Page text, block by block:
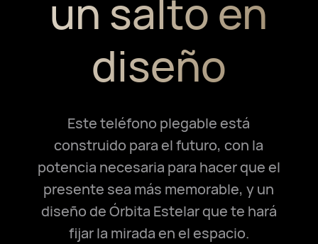
un salto en
diseño
Este teléfono plegable está
construido para el futuro, con la
potencia necesaria para hacer que el
presente sea más memorable, y un
diseño de Órbita Estelar que te hará
fijar la mirada en el espacio.